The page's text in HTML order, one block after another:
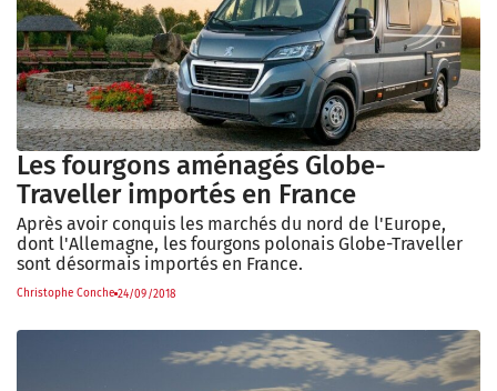
Les fourgons aménagés Globe-
Traveller importés en France
Après avoir conquis les marchés du nord de l'Europe,
dont l'Allemagne, les fourgons polonais Globe-Traveller
sont désormais importés en France.
Christophe Conche 24/09/2018